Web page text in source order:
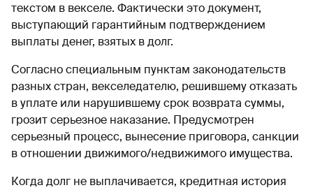
текстом в векселе. Фактически это документ,
выступающий гарантийным подтверждением
выплаты денег, взятых в долг.
Согласно специальным пунктам законодательств
разных стран, векселедателю, решившему отказать
в уплате или нарушившему срок возврата суммы,
грозит серьезное наказание. Предусмотрен
серьезный процесс, вынесение приговора, санкции
в отношении движимого/недвижимого имущества.
Когда долг не выплачивается, кредитная история